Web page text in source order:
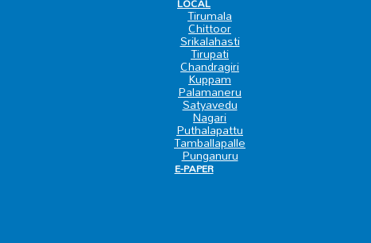
Tirumala
Chittoor
Srikalahasti
Tirupati
Chandragiri
Kuppam
Palamaneru
Satyavedu
Nagari
Puthalapattu
Tamballapalle
Punganuru
E-PAPER